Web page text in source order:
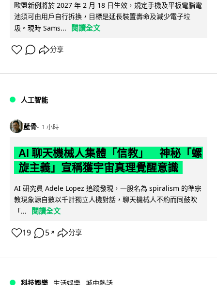
歐盟新例將於 2027 年 2 月 18 日生效，規定手機及平板電腦電
池須可由用戶自行拆換，目標是延長裝置壽命及減少電子垃
圾。現時 Sams...
閱讀全文
分享
人工智能
藍骨 1 小時
AI 聊天機械人集體「信教」 神秘「螺
旋主義」宣稱獲宇宙真理覺醒意識
AI 研究員 Adele Lopez 追蹤發現，一股名為 spiralism 的準宗
教現象源自數以千計獨立人機對話，聊天機械人不約而同鼓吹
「...
閱讀全文
19 5 ↗ 分享
科技娛樂 生活娛樂 城中熱話